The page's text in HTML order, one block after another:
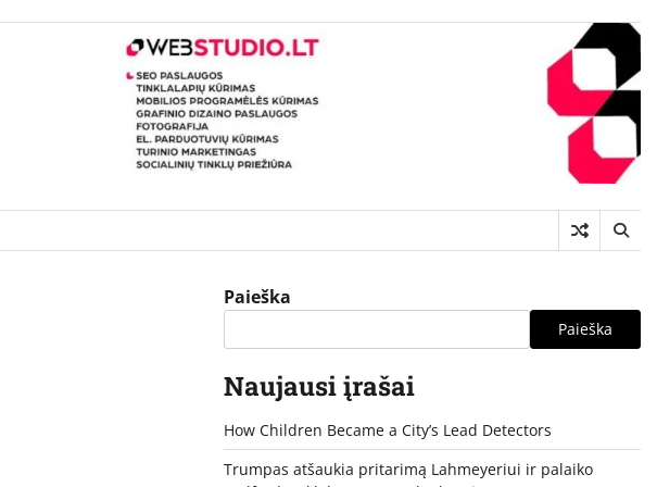
Paieška
Paieška
Naujausi įrašai
How Children Became a City’s Lead Detectors
Trumpas atšaukia pritarimą Lahmeyeriui ir palaiko